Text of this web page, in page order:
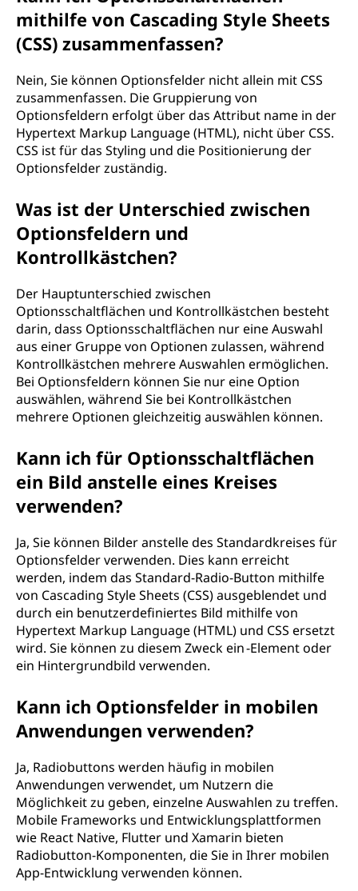
mithilfe von Cascading Style Sheets
(CSS) zusammenfassen?
Nein, Sie können Optionsfelder nicht allein mit CSS
zusammenfassen. Die Gruppierung von
Optionsfeldern erfolgt über das Attribut name in der
Hypertext Markup Language (HTML), nicht über CSS.
CSS ist für das Styling und die Positionierung der
Optionsfelder zuständig.
Was ist der Unterschied zwischen
Optionsfeldern und
Kontrollkästchen?
Der Hauptunterschied zwischen
Optionsschaltflächen und Kontrollkästchen besteht
darin, dass Optionsschaltflächen nur eine Auswahl
aus einer Gruppe von Optionen zulassen, während
Kontrollkästchen mehrere Auswahlen ermöglichen.
Bei Optionsfeldern können Sie nur eine Option
auswählen, während Sie bei Kontrollkästchen
mehrere Optionen gleichzeitig auswählen können.
Kann ich für Optionsschaltflächen
ein Bild anstelle eines Kreises
verwenden?
Ja, Sie können Bilder anstelle des Standardkreises für
Optionsfelder verwenden. Dies kann erreicht
werden, indem das Standard-Radio-Button mithilfe
von Cascading Style Sheets (CSS) ausgeblendet und
durch ein benutzerdefiniertes Bild mithilfe von
Hypertext Markup Language (HTML) und CSS ersetzt
wird. Sie können zu diesem Zweck ein -Element oder
ein Hintergrundbild verwenden.
Kann ich Optionsfelder in mobilen
Anwendungen verwenden?
Ja, Radiobuttons werden häufig in mobilen
Anwendungen verwendet, um Nutzern die
Möglichkeit zu geben, einzelne Auswahlen zu treffen.
Mobile Frameworks und Entwicklungsplattformen
wie React Native, Flutter und Xamarin bieten
Radiobutton-Komponenten, die Sie in Ihrer mobilen
App-Entwicklung verwenden können.